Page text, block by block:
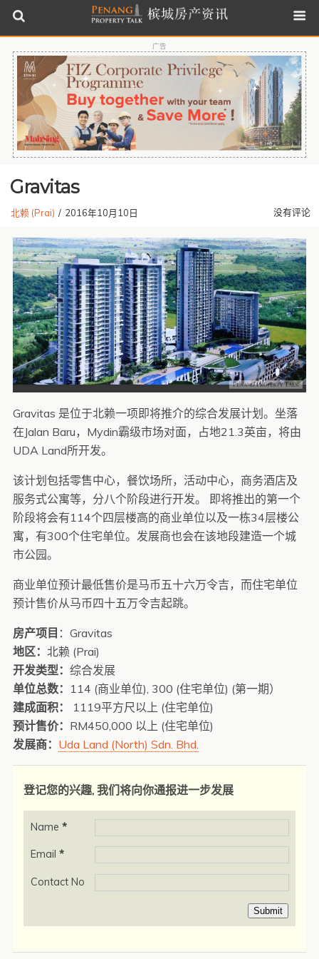
广告
Gravitas
北赖 (Prai) / 2016年10月10日 没有评论
Gravitas 是位于北赖一项即将推介的综合发展计划。坐落
在Jalan Baru，Mydin霸级市场对面，占地21.3英亩，将由
UDA Land所开发。
该计划包括零售中心，餐饮场所，活动中心，商务酒店及
服务式公寓等，分八个阶段进行开发。 即将推出的第一个
阶段将会有114个四层楼高的商业单位以及一栋34层楼公
寓，有300个住宅单位。发展商也会在该地段建造一个城
市公园。
商业单位预计最低售价是马币五十六万令吉，而住宅单位
预计售价从马币四十五万令吉起跳。
房产项目 ：Gravitas
地区： 北赖 (Prai)
开发类型： 综合发展
单位总数： 114 (商业单位), 300 (住宅单位) (第一期）
建成面积：
1119平方尺以上 (住宅单位)
预计售价： RM450,000 以上 (住宅单位)
发展商： Uda Land (North) Sdn. Bhd.
登记您的兴趣, 我们将向你通报进一步发展
Name *
Email *
Contact No
Submit